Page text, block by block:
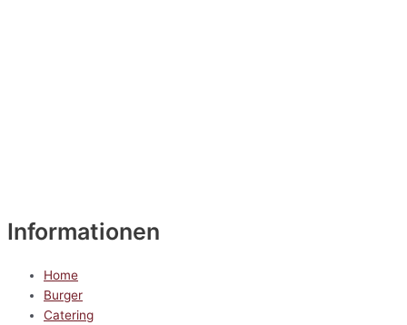
Informationen
Home
Burger
Catering